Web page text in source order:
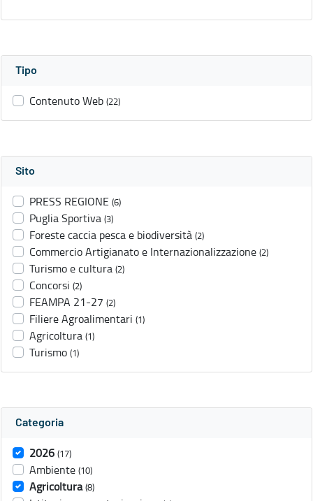
Tipo
Contenuto Web (22)
Sito
PRESS REGIONE (6)
Puglia Sportiva (3)
Foreste caccia pesca e biodiversità (2)
Commercio Artigianato e Internazionalizzazione (2)
Turismo e cultura (2)
Concorsi (2)
FEAMPA 21-27 (2)
Filiere Agroalimentari (1)
Agricoltura (1)
Turismo (1)
Categoria
2026 (17)
Ambiente (10)
Agricoltura (8)